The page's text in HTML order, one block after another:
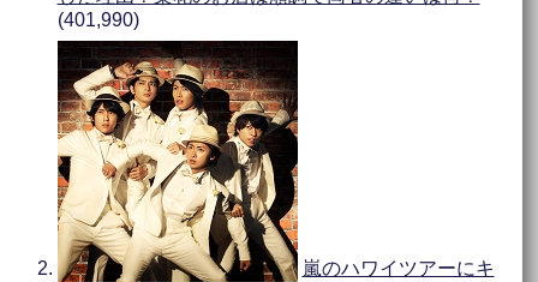
(401,990)
嵐のハワイツアーにキ